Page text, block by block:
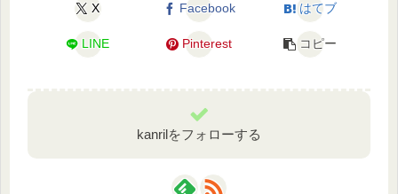
X Facebook はてブ
LINE Pinterest コピー
kanrilをフォローする